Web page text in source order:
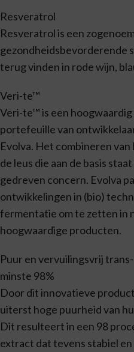
Resveratrol
Resveratrol is een
gezondheidsbevorderende
terug vinden in rode wijn,
Veri-te™
Veri-te™ is een
portefeuille van
Evolva. Het combineren
de leus die aan de basis
gedreven concern. Evolva
ontwikkelingen in (bio)
fermentatie om te zetten in
hoogwaardige producten.
Puur en vervuilingsvrij
minste 98%
Door dit innovatieve
uiterst hoge puurheid van
Dit resulteert in een 98
extract dat tevens stabiel